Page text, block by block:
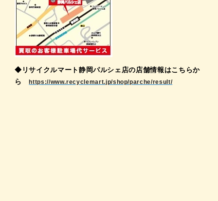
◆リサイクルマート静岡パルシェ店の店舗情報はこちらか
らhttps://www.recyclemart.jp/shop/parche/result/